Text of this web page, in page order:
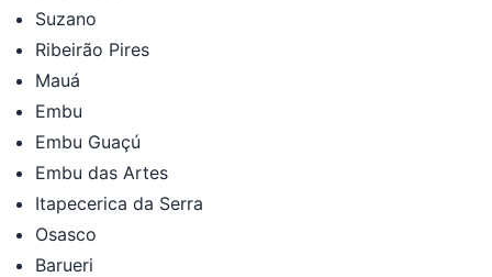
Suzano
Ribeirão Pires
Mauá
Embu
Embu Guaçú
Embu das Artes
Itapecerica da Serra
Osasco
Barueri